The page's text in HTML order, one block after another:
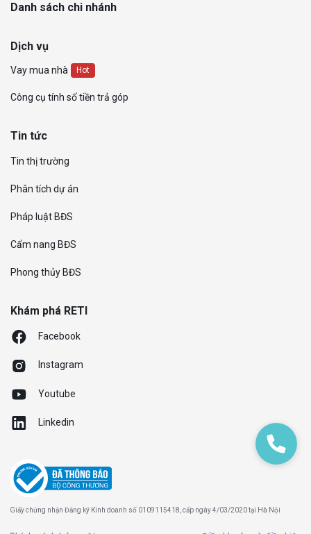
Danh sách chi nhánh
Dịch vụ
Vay mua nhà Hot
Công cụ tính số tiền trả góp
Tin tức
Tin thị trường
Phân tích dự án
Pháp luật BĐS
Cẩm nang BĐS
Phong thủy BĐS
Khám phá RETI
Facebook
Instagram
Youtube
Linkedin
Giấy chứng nhận Đăng ký Kinh doanh số 0109115418, cấp ngày 4/03/2020 tại Hà Nội